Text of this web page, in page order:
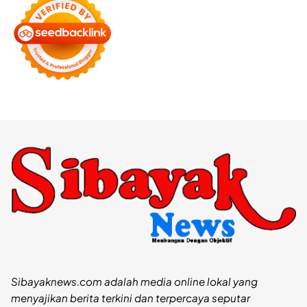
Sibayaknews.com adalah media online lokal yang
menyajikan berita terkini dan terpercaya seputar